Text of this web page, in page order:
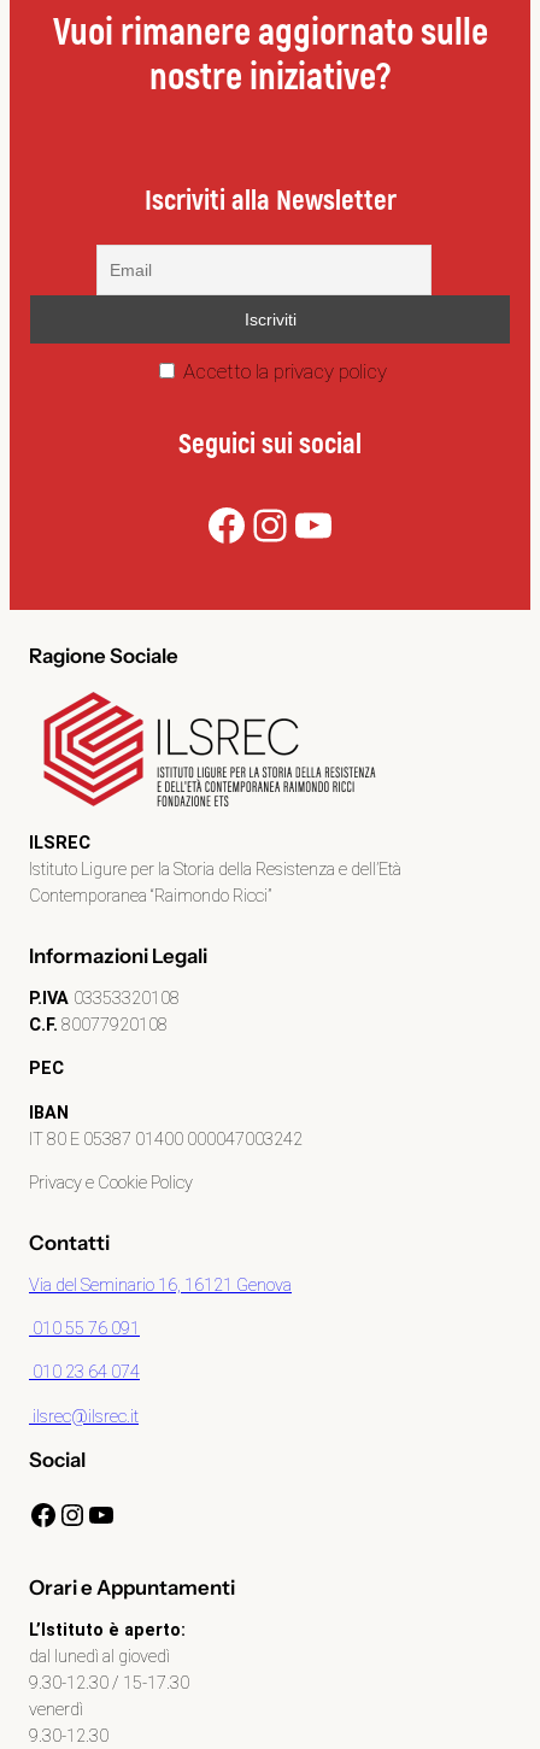
Vuoi rimanere aggiornato sulle
nostre iniziative?
Iscriviti alla Newsletter
Accetto la privacy policy
Seguici sui social
Facebook InstagramYouTube
Ragione Sociale
ILSREC
Istituto Ligure per la Storia della Resistenza e dell’Età
Contemporanea “Raimondo Ricci”
Informazioni Legali
P.IVA 03353320108
C.F. 80077920108
PEC
IBAN
IT 80 E 05387 01400 000047003242
Privacy e Cookie Policy
Contatti
Via del Seminario 16, 16121 Genova
010 55 76 091
010 23 64 074
ilsrec@ilsrec.it
Social
Facebook InstagramYouTube
Orari e Appuntamenti
L’Istituto è aperto:
dal lunedì al giovedì
9.30-12.30 / 15-17.30
venerdì
9.30-12.30